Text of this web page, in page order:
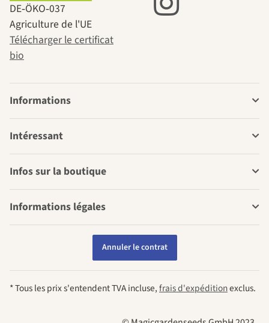
DE‑ÖKO‑037
Agriculture de l'UE
Télécharger le certificat
bio
Informations
Intéressant
Infos sur la boutique
Informations légales
Annuler le contrat
* Tous les prix s'entendent TVA incluse,frais d'expéditionexclus.